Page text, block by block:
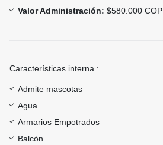
Valor Administración: $580.000 COP
Características interna :
Admite mascotas
Agua
Armarios Empotrados
Balcón